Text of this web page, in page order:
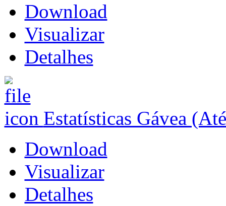
Download
Visualizar
Detalhes
Estatísticas Gávea
Download
Visualizar
Detalhes